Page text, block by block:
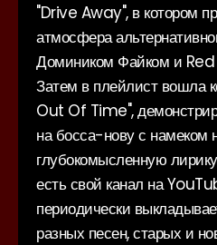
"Drive Away", в котором
атмосфера
Домиником Файком и
Затем в плейлист вошла
Out Of Time",
на босса-нову с намеком
глубокомысленную
есть свой канал на
периодически
разных песен, старых и